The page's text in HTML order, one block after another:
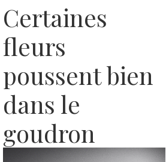
Certaines
fleurs
poussent bien
dans le
goudron